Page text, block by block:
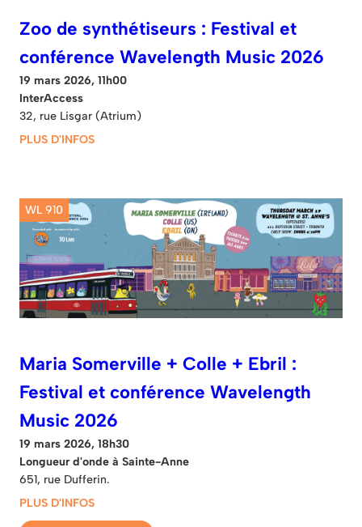
Zoo de synthétiseurs : Festival et
conférence Wavelength Music 2026
19 mars 2026, 11h00
InterAccess
32, rue Lisgar (Atrium)
PLUS D'INFOS
WL 910
Maria Somerville + Colle + Ebril :
Festival et conférence Wavelength
Music 2026
19 mars 2026, 18h30
Longueur d'onde à Sainte-Anne
651, rue Dufferin.
PLUS D'INFOS